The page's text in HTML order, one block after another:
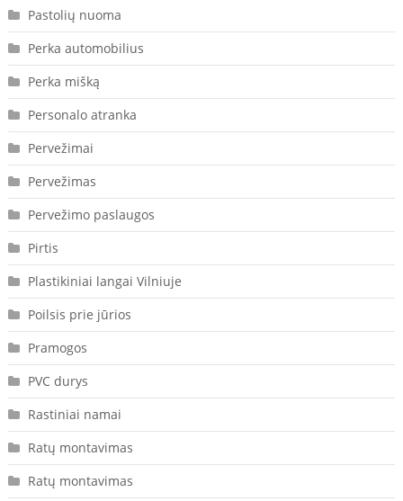
Pastolių nuoma
Perka automobilius
Perka mišką
Personalo atranka
Pervežimai
Pervežimas
Pervežimo paslaugos
Pirtis
Plastikiniai langai Vilniuje
Poilsis prie jūrios
Pramogos
PVC durys
Rastiniai namai
Ratų montavimas
Ratų montavimas